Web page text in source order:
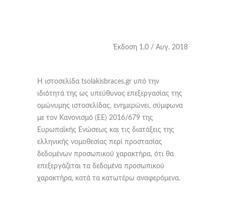
Έκδοση 1.0 / Αυγ. 2018
H ιστοσελίδα tsolakisbraces.gr υπό την
ιδιότητά της ως υπεύθυνος επεξεργασίας της
ομώνυμης ιστοσελίδας, ενημερώνει, σύμφωνα
με τον Κανονισμό (ΕΕ) 2016/679 της
Ευρωπαϊκής Ενώσεως και τις διατάξεις της
ελληνικής νομοθεσίας περί προστασίας
δεδομένων προσωπικού χαρακτήρα, ότι θα
επεξεργάζεται τα δεδομένα προσωπικού
χαρακτήρα, κατά τα κατωτέρω αναφερόμενα.